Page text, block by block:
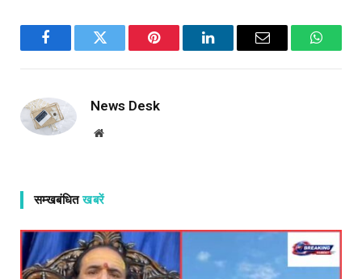
FacebookTwitter Pinterest LinkedInEmail
News Desk
Website
सम्खबंधितखबरें